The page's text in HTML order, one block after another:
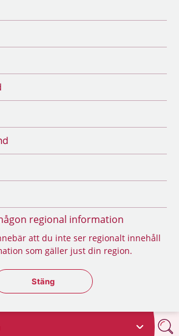
regional information
att du inte ser regionalt innehåll
som gäller just din region.
Stäng regionsväljaren
Stäng